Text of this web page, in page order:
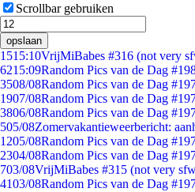
Scrollbar gebruiken
opslaan
1515:10VrijMiBabes #316 (not very
6215:09Random Pics van de Dag
3508/08Random Pics van de Dag
1907/08Random Pics van de Dag
3806/08Random Pics van de Dag
505/08Zomervakantieweerbericht:
1205/08Random Pics van de Dag
2304/08Random Pics van de Dag
703/08VrijMiBabes #315 (not very
4103/08Random Pics van de Dag